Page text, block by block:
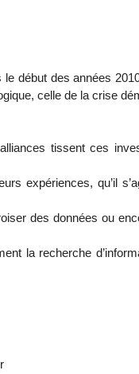
début des années
celle de la crise
tissent ces
expériences, qu’il
des données ou
la recherche